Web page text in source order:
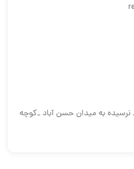
نرسیده به میدان حسن آباد _کوچه